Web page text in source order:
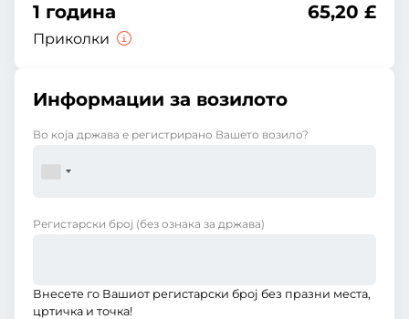
1 година
Приколки
65,20 £
Информации за возилото
Во која држава е регистрирано Вашето возило?
Регистарски број (без ознака за држава)
Внесете го Вашиот регистарски број без празни места,
цртичка и точка!